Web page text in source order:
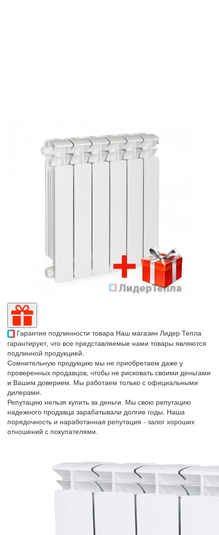
Гарантия подлинности товара Наш магазин Лидер Тепла
гарантирует, что все представляемые нами товары являются
подлинной продукцией.
Сомнительную продукцию мы не приобретаем даже у
проверенных продавцов, чтобы не рисковать своими деньгами
и Вашим доверием. Мы работаем только с официальными
дилерами.
Репутацию нельзя купить за деньги. Мы свою репутацию
надежного продавца зарабатывали долгие годы. Наша
порядочность и наработанная репутация - залог хороших
отношений с покупателями.